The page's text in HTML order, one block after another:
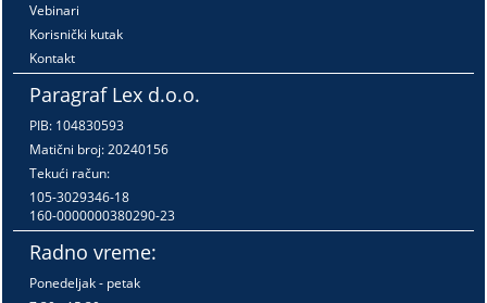
Vebinari
Korisnički kutak
Kontakt
Paragraf Lex d.o.o.
PIB: 104830593
Matični broj: 20240156
Tekući račun:
105-3029346-18
160-0000000380290-23
Radno vreme:
Ponedeljak - petak